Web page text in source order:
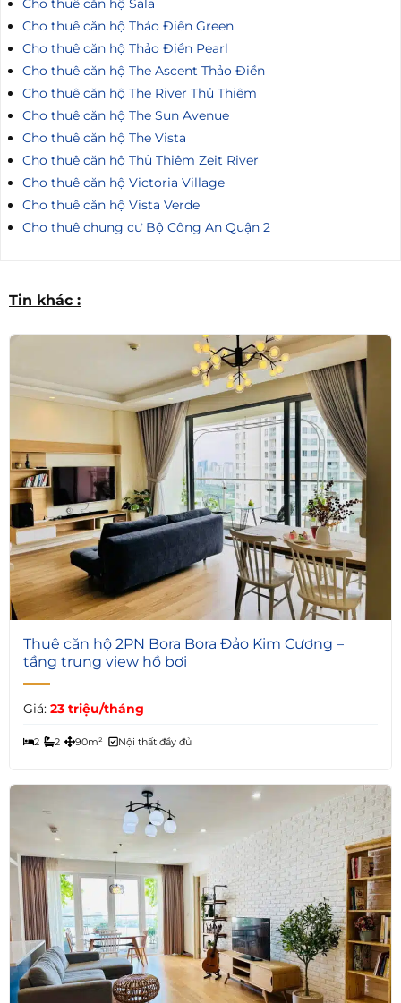
Cho thuê căn hộ Sala
Cho thuê căn hộ Thảo Điền Green
Cho thuê căn hộ Thảo Điền Pearl
Cho thuê căn hộ The Ascent Thảo Điền
Cho thuê căn hộ The River Thủ Thiêm
Cho thuê căn hộ The Sun Avenue
Cho thuê căn hộ The Vista
Cho thuê căn hộ Thủ Thiêm Zeit River
Cho thuê căn hộ Victoria Village
Cho thuê căn hộ Vista Verde
Cho thuê chung cư Bộ Công An Quận 2
Tin khác :
5
Thuê căn hộ 2PN Bora Bora Đảo Kim Cương –
tầng trung view hồ bơi
Giá: 23 triệu/tháng
2 2 90m² Nội thất đầy đủ